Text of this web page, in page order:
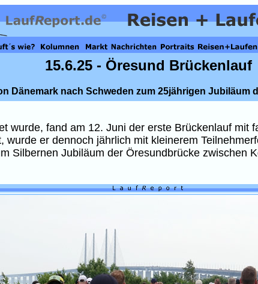
15.6.25 - Öresund Brückenlauf
Dänemark nach Schweden zum 25jährigen Jubiläum
wurde, fand am 12. Juni der erste Brückenlauf
er dennoch jährlich mit kleinerem
Silbernen Jubiläum der Öresundbrücke zwischen